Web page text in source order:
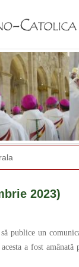
2023)
publice un
a fost